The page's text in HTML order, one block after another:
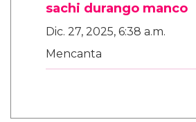
sachi durango manco
Dic. 27, 2025, 6:38 a.m.
Mencanta